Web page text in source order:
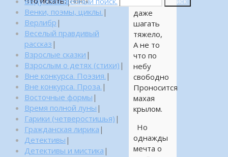
даже
шагать
тяжело,
А не то
что по
небу
свободно
Проносится
махая
крылом.
Но
однажды
мечта о
Венки, поэмы, циклы. |
Верлибр |
Веселый правдивый
рассказ |
Взрослые сказки |
Взрослым о детях (стихи) |
Вне конкурса. Поэзия. |
Вне конкурса. Проза. |
Восточные формы |
Время полной луны |
Гарики (четверостишья) |
Гражданская лирика |
Детективы |
Детективы и мистика |